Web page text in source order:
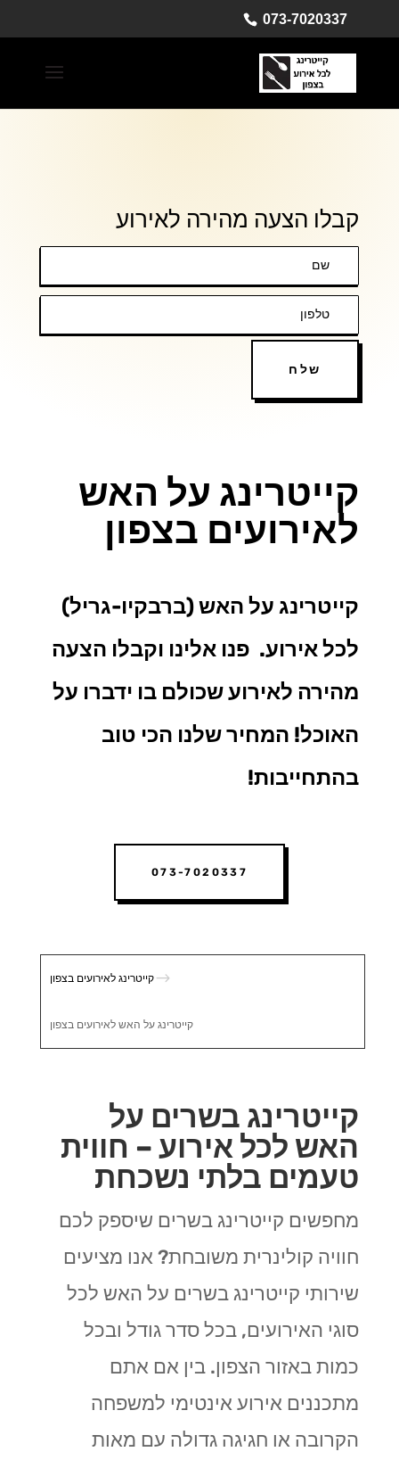
073-7020337
קבלו הצעה מהירה לאירוע
שלח
קייטרינג על האש
לאירועים בצפון
קייטרינג על האש (ברבקיו-גריל)
לכל אירוע. פנו אלינו וקבלו הצעה
מהירה לאירוע שכולם בו ידברו על
האוכל! המחיר שלנו הכי טוב
בהתחייבות!
073-7020337
$קייטרינג לאירועים בצפון
קייטרינג על האש לאירועים בצפון
קייטרינג בשרים על
האש לכל אירוע – חווית
טעמים בלתי נשכחת
מחפשים קייטרינג בשרים שיספק לכם
חוויה קולינרית משובחת? אנו מציעים
שירותי קייטרינג בשרים על האש לכל
סוגי האירועים, בכל סדר גודל ובכל
כמות באזור הצפון. בין אם אתם
מתכננים אירוע אינטימי למשפחה
הקרובה או חגיגה גדולה עם מאות